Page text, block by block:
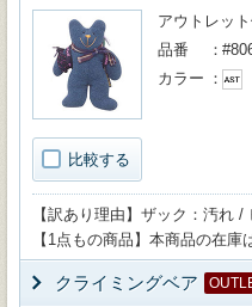
比較する
アウトレッ
品番
カラー
【訳あり理由】ザック：汚れ /
【1点もの商品】本商品の在庫
クライミングベア